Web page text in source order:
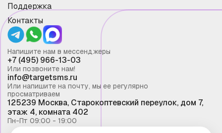
Поддержка
Контакты
Напишите нам в мессенджеры
+7 (495) 966-13-03
Или позвоните нам!
info@targetsms.ru
Или напишите на почту, мы ее регулярно
просматриваем
125239 Москва, Старокоптевский переулок, дом 7,
этаж 4, комната 402
Пн-Пт 09:00 - 19:00